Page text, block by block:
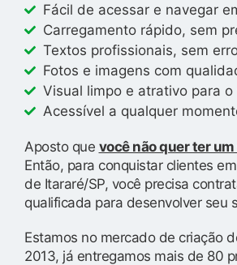
Fácil de acessar e navegar
Carregamento rápido, sem
Textos profissionais, sem
Fotos e imagens com
Visual limpo e atrativo para
Acessível a qualquer
Aposto que você não quer ter
Então, para conquistar clientes
de Itararé/SP, você precisa
qualificada para desenvolver seu
Estamos no mercado de criação
2013, já entregamos mais de 80